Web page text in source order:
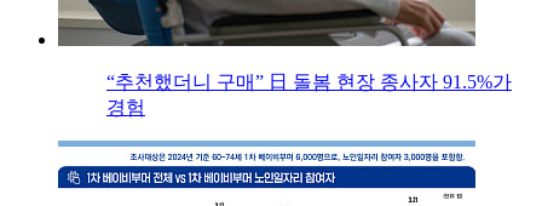
“추천했더니 구매” 日 돌봄 현장 종사자 91.5%가
경험